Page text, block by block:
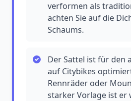
verformen als
achten Sie auf die
Schaums.
Der Sattel ist für den
auf Citybikes
Rennräder oder
starker Vorlage ist er